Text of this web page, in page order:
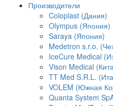
Производители
Coloplast (Дания)
Olympus (Япония)
Saraya (Япония)
Medetron s.r.o.
IceCure Medical
Vison Medical
TT Med S.R.L.
VOLEM (Южная
Quanta System